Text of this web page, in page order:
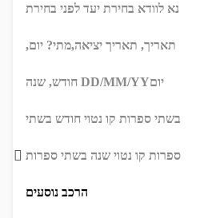
נא לוודא בחירת יעד לפני בחירת
תאריך, תאריך יציאה,מתי? יום,
DD/MM/YYיום
בשתי ספרות קו נטוי חודש בשתי
ספרות קו נטוי שנה בשתי ספרות
הרכב נוסעים